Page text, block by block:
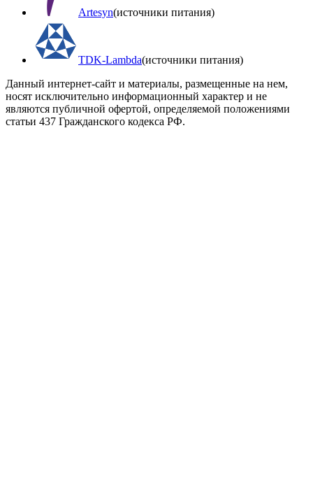
Artesyn(источники питания)
TDK-Lambda(источники питания)
Данный интернет-сайт и материалы, размещенные на нем,
носят исключительно информационный характер и не
являются публичной офертой, определяемой положениями
статьи 437 Гражданского кодекса РФ.